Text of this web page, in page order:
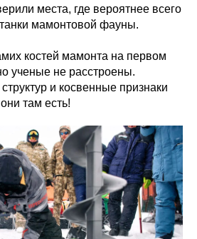
места, где вероятнее всего
мамонтовой фауны.
костей мамонта на первом
ученые не расстроены.
и косвенные признаки
там есть!